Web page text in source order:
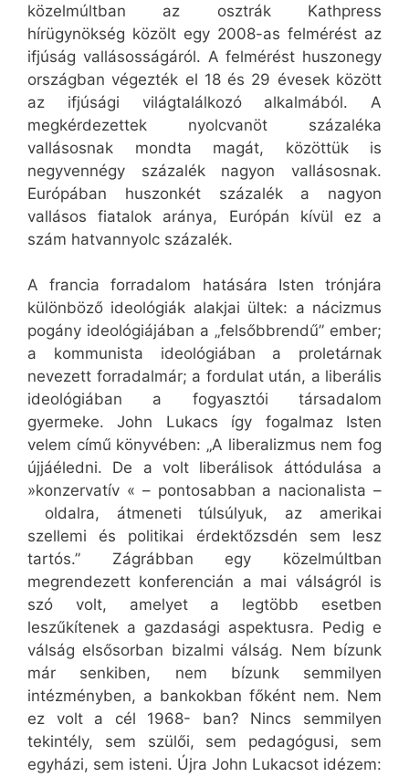
közelmúltban az osztrák Kathpress
hírügynökség közölt egy 2008-as felmérést az
ifjúság vallásosságáról. A felmérést huszonegy
országban végezték el 18 és 29 évesek között
az ifjúsági világtalálkozó alkalmából. A
megkérdezettek nyolcvanöt százaléka
vallásosnak mondta magát, közöttük is
negyvennégy százalék nagyon vallásosnak.
Európában huszonkét százalék a nagyon
vallásos fiatalok aránya, Európán kívül ez a
szám hatvannyolc százalék.
A francia forradalom hatására Isten trónjára
különböző ideológiák alakjai ültek: a nácizmus
pogány ideológiájában a „felsőbbrendű” ember;
a kommunista ideológiában a proletárnak
nevezett forradalmár; a fordulat után, a liberális
ideológiában a fogyasztói társadalom
gyermeke. John Lukacs így fogalmaz Isten
velem című könyvében: „A liberalizmus nem fog
újjáéledni. De a volt liberálisok áttódulása a
»konzervatív « – pontosabban a nacionalista –
oldalra, átmeneti túlsúlyuk, az amerikai
szellemi és politikai érdektőzsdén sem lesz
tartós.” Zágrábban egy közelmúltban
megrendezett konferencián a mai válságról is
szó volt, amelyet a legtöbb esetben
leszűkítenek a gazdasági aspektusra. Pedig e
válság elsősorban bizalmi válság. Nem bízunk
már senkiben, nem bízunk semmilyen
intézményben, a bankokban főként nem. Nem
ez volt a cél 1968- ban? Nincs semmilyen
tekintély, sem szülői, sem pedagógusi, sem
egyházi, sem isteni. Újra John Lukacsot idézem: